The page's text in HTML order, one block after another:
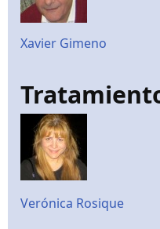
Xavier Gimeno
Verónica Rosique